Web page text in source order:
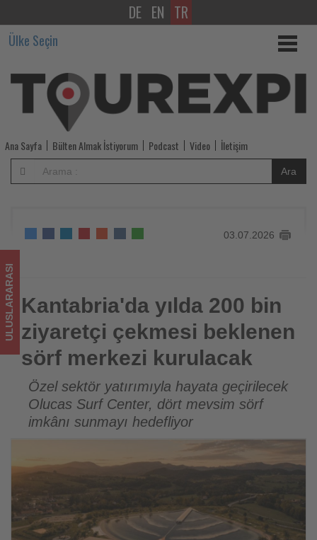
Kantabria'da
yılda
200
bin
ziyaretçi
çekmesi
beklenen
sörf
merkezi
kurulacak
-
Tourexpi,
sizler
için
turizmde
olup
bitenleri
takip
ediyor!
DE EN TR
Ülke Seçin
Ana Sayfa Bülten Almak İstiyorum Podcast Video İletişim
Ara
03.07.2026
Kantabria'da yılda 200 bin ziyaretçi çekmesi beklenen sörf
merkezi kurulacak
ULUSLARARASI Kantabria'da yılda 200 bin
ziyaretçi çekmesi beklenen
sörf merkezi kurulacak
Özel sektör yatırımıyla hayata geçirilecek
Olucas Surf Center, dört mevsim sörf
imkânı sunmayı hedefliyor